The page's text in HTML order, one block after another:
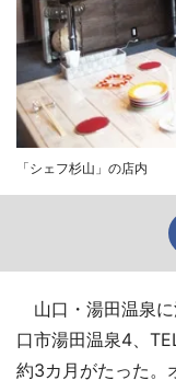
「シェフ杉山」の店内
山口・湯田温泉
口市湯田温泉4、
約3カ月がたった。